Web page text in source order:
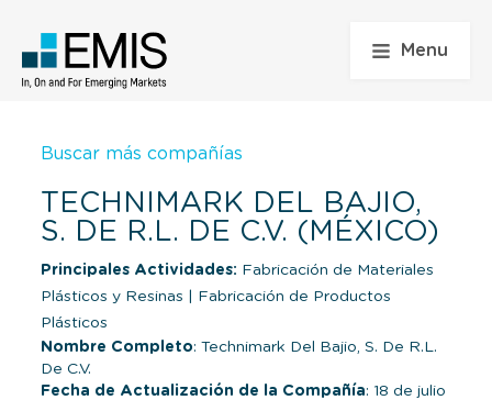
Menu
Buscar más compañías
TECHNIMARK DEL BAJIO,
S. DE R.L. DE C.V. (MÉXICO)
Principales Actividades: Fabricación de Materiales
Plásticos y Resinas
Fabricación de Productos
Plásticos
Nombre Completo: Technimark Del Bajio, S. De R.L.
De C.V.
Fecha de Actualización de la Compañía: 18 de julio